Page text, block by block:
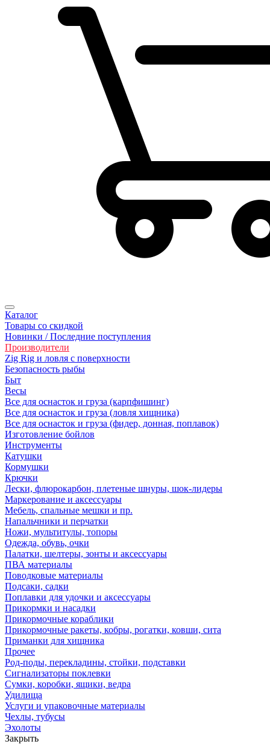
Каталог
Товары со скидкой
Новинки / Последние поступления
Производители
Zig Rig и ловля с поверхности
Безoпасность рыбы
Быт
Весы
Все для оснасток и груза (карпфишинг)
Все для оснасток и груза (ловля хищника)
Все для оснасток и груза (фидер, донная, поплавок)
Изготовление бойлов
Инструменты
Катушки
Кормушки
Крючки
Лески, флюрокарбон, плетеные шнуры, шок-лидеры
Маркерование и аксессуары
Мебель, спальные мешки и пр.
Напальчники и перчатки
Ножи, мультитулы, топоры
Одежда, обувь, очки
Палатки, шелтеры, зонты и аксессуары
ПВА материалы
Поводковые материалы
Подсаки, садки
Поплавки для удочки и аксессуары
Прикормки и насадки
Прикормочные кораблики
Прикормочные ракеты, кобры, рогатки, ковши, сита
Приманки для хищника
Прочее
Род-поды, перекладины, стойки, подставки
Сигнализаторы поклевки
Сумки, коробки, ящики, ведра
Удилища
Услуги и упаковочные материалы
Чехлы, тубусы
Эхолоты
Закрыть